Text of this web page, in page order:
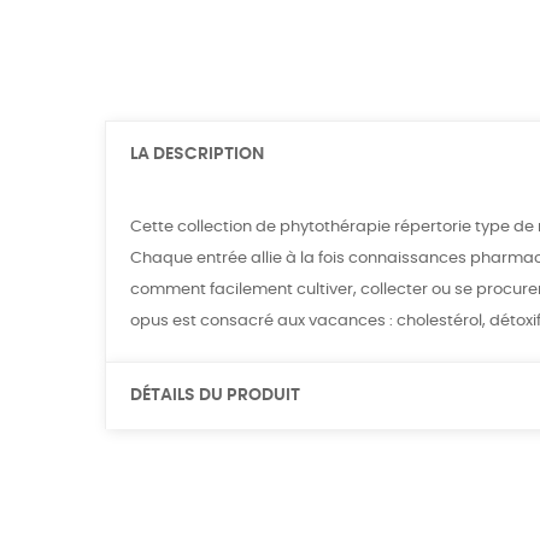
LA DESCRIPTION
Cette collection de phytothérapie répertorie type
Chaque entrée allie à la fois connaissances
comment facilement cultiver, collecter ou se
opus est consacré aux vacances : cholestérol,
DÉTAILS DU PRODUIT